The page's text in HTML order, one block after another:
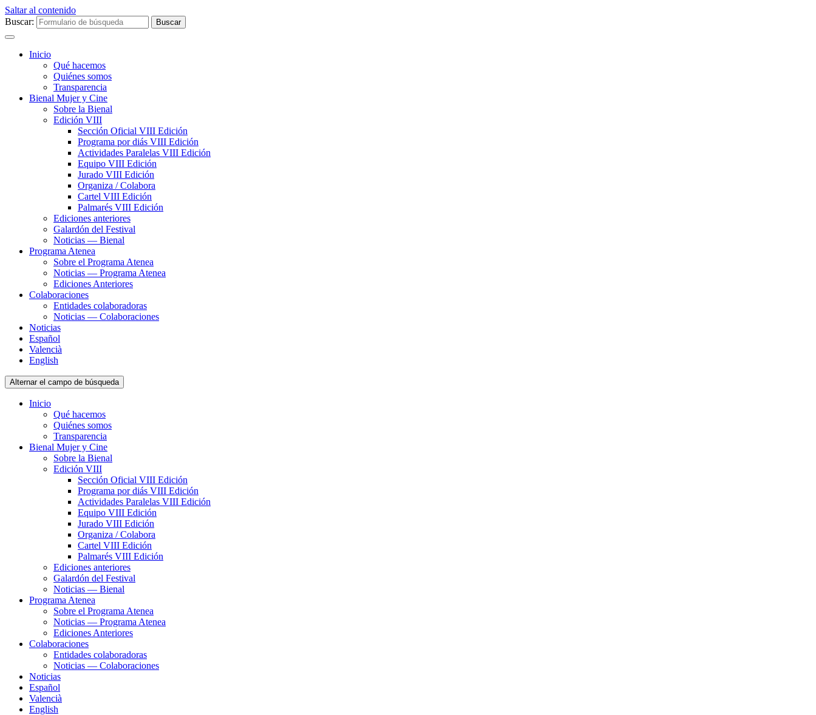
Saltar al contenido
Buscar:
Inicio
Qué hacemos
Quiénes somos
Transparencia
Bienal Mujer y Cine
Sobre la Bienal
Edición VIII
Sección Oficial VIII Edición
Programa por diás VIII Edición
Actividades Paralelas VIII Edición
Equipo VIII Edición
Jurado VIII Edición
Organiza / Colabora
Cartel VIII Edición
Palmarés VIII Edición
Ediciones anteriores
Galardón del Festival
Noticias — Bienal
Programa Atenea
Sobre el Programa Atenea
Noticias — Programa Atenea
Ediciones Anteriores
Colaboraciones
Entidades colaboradoras
Noticias — Colaboraciones
Noticias
Español
Valencià
English
Alternar el campo de búsqueda
Inicio
Qué hacemos
Quiénes somos
Transparencia
Bienal Mujer y Cine
Sobre la Bienal
Edición VIII
Sección Oficial VIII Edición
Programa por diás VIII Edición
Actividades Paralelas VIII Edición
Equipo VIII Edición
Jurado VIII Edición
Organiza / Colabora
Cartel VIII Edición
Palmarés VIII Edición
Ediciones anteriores
Galardón del Festival
Noticias — Bienal
Programa Atenea
Sobre el Programa Atenea
Noticias — Programa Atenea
Ediciones Anteriores
Colaboraciones
Entidades colaboradoras
Noticias — Colaboraciones
Noticias
Español
Valencià
English